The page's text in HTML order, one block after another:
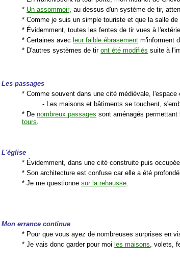
* Un assommoir, au dessus d'un système de tir,
* Comme je suis un simple touriste et que la salle
* Évidemment, toutes les fentes de tir vues à
* Certaines avec leur faible ébrasement m'informent
* D'autres systèmes de tiront été modifiés suite à
Les passages
* Comme souvent dans une cité médiévale,
- Les maisons et bâtiments se touchent,
* Denombreux passages sont aménagés
tours
L'église
* Évidemment, dans une cité construite puis
* Son architecture est confuse car elle a été
* Je me questionnesur la rehausse
Mon errance continue
* Pour que vous ayez de nombreuses surprises en
* Je vais donc garder pour moi les maisons , volets,